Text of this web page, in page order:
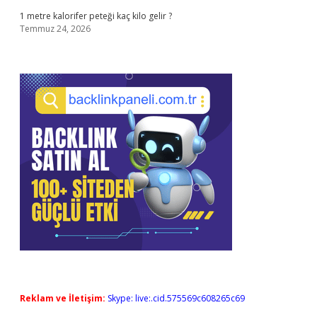
1 metre kalorifer peteği kaç kilo gelir ?
Temmuz 24, 2026
Reklam ve İletişim: Skype: live:.cid.575569c608265c69